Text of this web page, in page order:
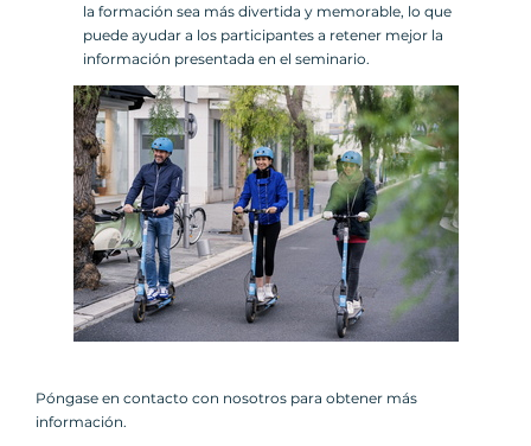
la formación sea más divertida y memorable, lo que
puede ayudar a los participantes a retener mejor la
información presentada en el seminario.
Póngase en contacto con nosotros para obtener más
información.